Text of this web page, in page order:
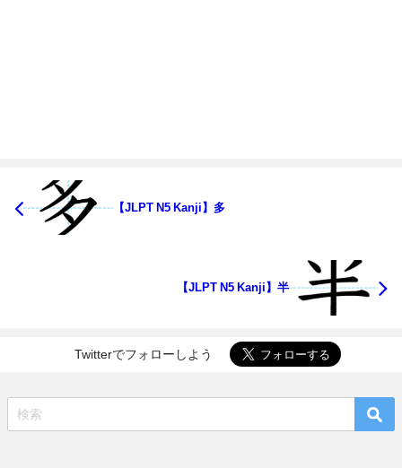
【JLPT N5 Kanji】多
【JLPT N5 Kanji】半
Twitterでフォローしよう